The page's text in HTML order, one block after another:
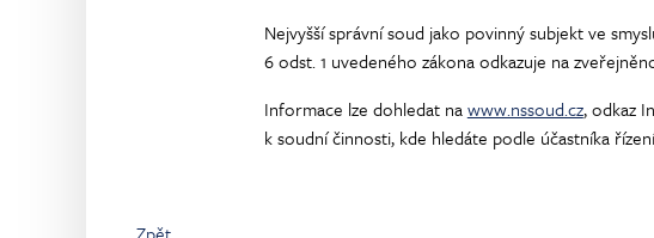
Nejvyšší správní soud jako povinný subjekt ve
6 odst. 1 uvedeného zákona odkazuje na
Informace lze dohledat nawww.nssoud.cz, odkaz
k soudní činnosti, kde hledáte podle účastníka